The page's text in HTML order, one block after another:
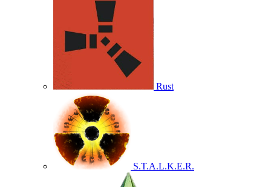
Rust
S.T.A.L.K.E.R.